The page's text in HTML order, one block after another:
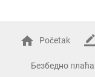
Početak
Безбедно